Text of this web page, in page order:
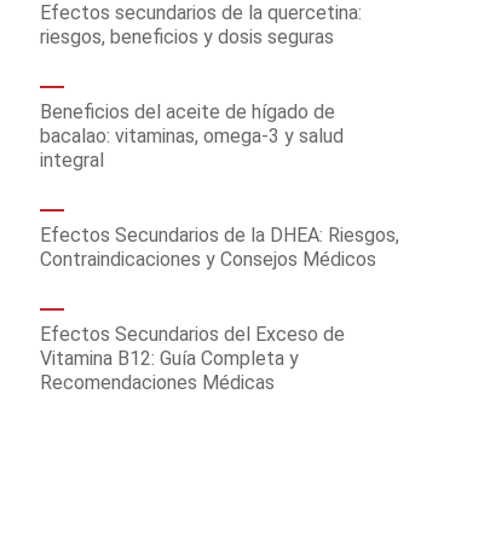
Efectos secundarios de la quercetina:
riesgos, beneficios y dosis seguras
Beneficios del aceite de hígado de
bacalao: vitaminas, omega-3 y salud
integral
Efectos Secundarios de la DHEA: Riesgos,
Contraindicaciones y Consejos Médicos
Efectos Secundarios del Exceso de
Vitamina B12: Guía Completa y
Recomendaciones Médicas